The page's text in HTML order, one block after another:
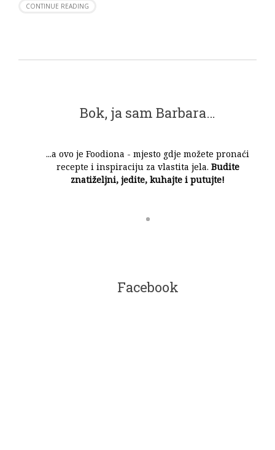
CONTINUE READING
Bok, ja sam Barbara…
...a ovo je Foodiona - mjesto gdje možete pronaći
recepte i inspiraciju za vlastita jela. Budite
znatiželjni, jedite, kuhajte i putujte!
Facebook